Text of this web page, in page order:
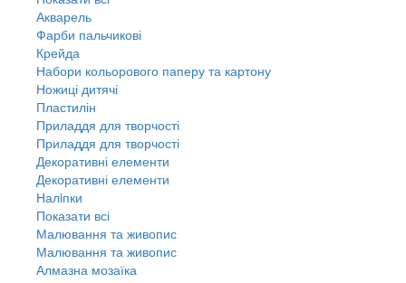
Акварель
Фарби пальчикові
Крейда
Набори кольорового паперу та картону
Ножиці дитячі
Пластилін
Приладдя для творчості
Приладдя для творчості
Декоративні елементи
Декоративні елементи
Налiпки
Показати всі
Малювання та живопис
Малювання та живопис
Алмазна мозаїка